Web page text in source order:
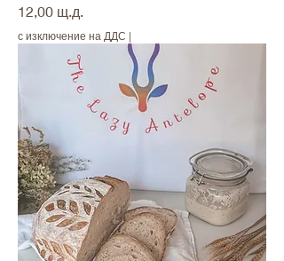
Цена
12,00 щ.д.
с изключение на ДДС |